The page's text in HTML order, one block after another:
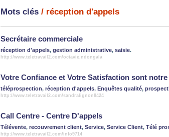
Mots clés / réception d'appels
Secrétaire commerciale
réception d'appels, gestion administrative, saisie.
http://www.teletravail2.com/octavie.ndongala
Votre Confiance et Votre Satisfaction sont notre
téléprospection, réception d'appels, Enquêtes qualité,
http://www.teletravail2.com/sandralignon8424
Call Centre - Centre D'appels
Télévente, recouvrement client, Service, Service Client, Télé
http://www.teletravail2.com/info9714